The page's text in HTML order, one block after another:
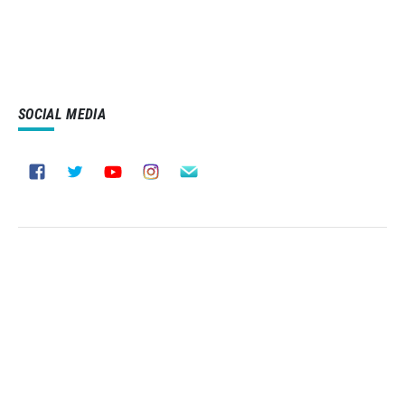
SOCIAL MEDIA